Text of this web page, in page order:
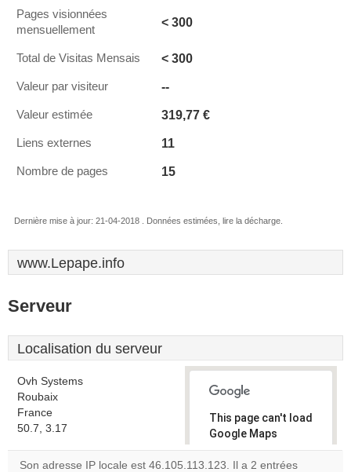
Pages visionnées
mensuellement
< 300
Total de Visitas Mensais < 300
Valeur par visiteur --
Valeur estimée 319,77 €
Liens externes 11
Nombre de pages 15
Dernière mise à jour: 21-04-2018 . Données estimées, lire la décharge.
www.Lepape.info
Serveur
Localisation du serveur
Ovh Systems
Roubaix
France
50.7, 3.17
This page can't load
Google Maps
correctly.
Son adresse IP locale est 46.105.113.123. Il a 2 entrées